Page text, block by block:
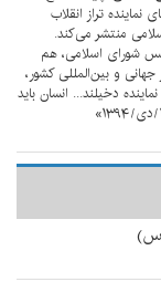
تراز انقلاب
منتشر می‌کند.
شوراى اسلامى، هم
و بین‌المللى کشور،
دخیلند... انسان باید